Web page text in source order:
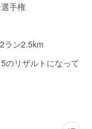
手権
ン2.5km
のリザルトになって